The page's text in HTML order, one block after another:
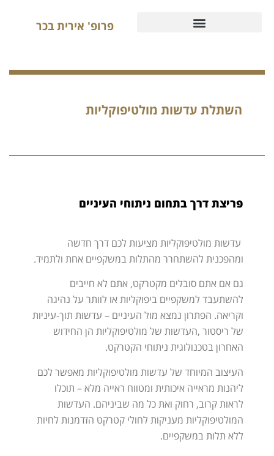
פרופ' אירית בכר
השתלת עדשות מולטיפוקליות
פריצת דרך בתחום ניתוחי העיניים
עדשות מולטיפוקליות מציעות לכם דרך חדשה
ומהפכנית להשתחרר מהתלות במשקפיים אחת ולתמיד.
גם אם אתם סובלים מקטרקט, אתם לא חייבים
להשתעבד למשקפיים ביפוקליות או לוותר על נהיגה
וקריאה. הפתרון נמצא מול העיניים – עדשות תוך-עיניות
של ריסטור ,העדשות של מולטיפוקליות הן החידוש
האחרון בטכנולוגית ניתוחי הקטרקט.
העיצוב המיוחד של עדשות מולטיפוקליות מאפשר לכם
ליהנות מראייה איכותית ומטווח ראייה מלא – תוכלו
לראות קרוב, רחוק ואת כל מה שביניהם. העדשות
המולטיפוקליות מעניקות לחולי קטרקט הזדמנות לחיות
ללא תלות במשקפיים.